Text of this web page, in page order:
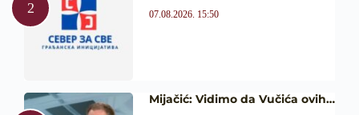
07.08.2026. 15:50
Mijačić: Vidimo da Vučića ovih…